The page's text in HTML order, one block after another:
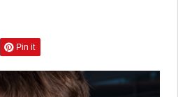
Pin it